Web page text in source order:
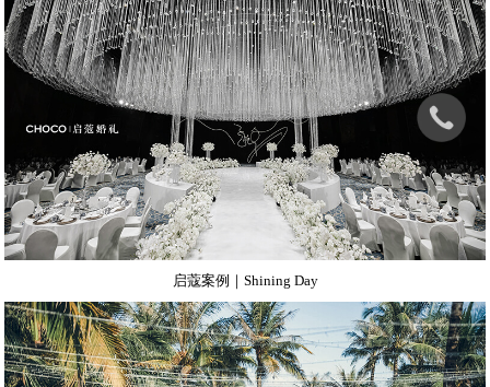
启蔻案例｜Shining Day